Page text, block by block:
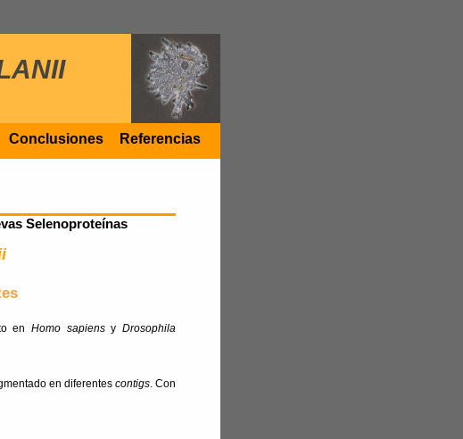
Conclusiones Referencias
Selenoproteínas
en Homo sapiensy Drosophila
en diferentes contigs. Con